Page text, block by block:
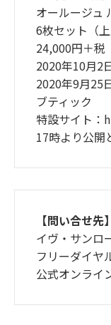
オールージュ
6枚セット（
24,000円＋税
2020年10月2
2020年9月25
ブティック
特設サイト
17時より公開
【問い合せ先】
イヴ・サンロ
フリーダイヤ
公式オンライ